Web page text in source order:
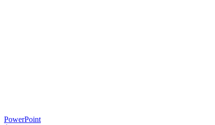
PowerPoint